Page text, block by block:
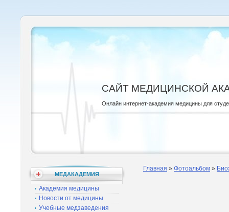
САЙТ МЕДИЦИНСКОЙ
Онлайн интернет-академия медицины для
МЕДАКАДЕМИЯ
Академия медицины
Новости от медицины
Учебные медзаведения
Главная » Фотоальбом »